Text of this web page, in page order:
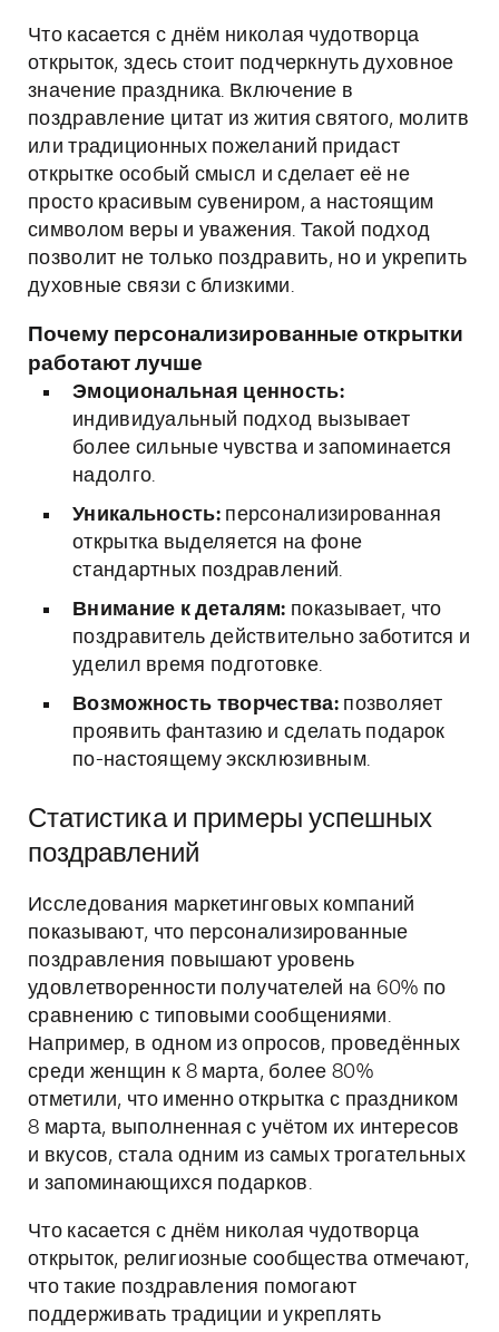
Что касается с днём николая чудотворца
открыток, здесь стоит подчеркнуть духовное
значение праздника. Включение в
поздравление цитат из жития святого, молитв
или традиционных пожеланий придаст
открытке особый смысл и сделает её не
просто красивым сувениром, а настоящим
символом веры и уважения. Такой подход
позволит не только поздравить, но и укрепить
духовные связи с близкими.
Почему персонализированные открытки
работают лучше
Эмоциональная ценность:
индивидуальный подход вызывает
более сильные чувства и запоминается
надолго.
Уникальность:персонализированная
открытка выделяется на фоне
стандартных поздравлений.
Внимание к деталям: показывает, что
поздравитель действительно заботится и
уделил время подготовке.
Возможность творчества:позволяет
проявить фантазию и сделать подарок
по-настоящему эксклюзивным.
Статистика и примеры успешных
поздравлений
Исследования маркетинговых компаний
показывают, что персонализированные
поздравления повышают уровень
удовлетворенности получателей на 60% по
сравнению с типовыми сообщениями.
Например, в одном из опросов, проведённых
среди женщин к 8 марта, более 80%
отметили, что именно открытка с праздником
8 марта, выполненная с учётом их интересов
и вкусов, стала одним из самых трогательных
и запоминающихся подарков.
Что касается с днём николая чудотворца
открыток, религиозные сообщества отмечают,
что такие поздравления помогают
поддерживать традиции и укреплять